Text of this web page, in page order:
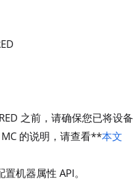
之前，请确保您已将设备
的说明，请查看**本文
机器属性 API。